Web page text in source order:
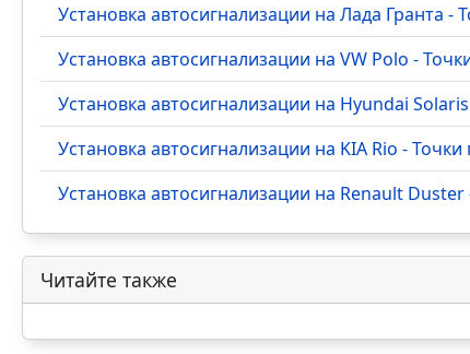
Установка автосигнализации на Лада Гранта
Установка автосигнализации на VW Polo -
Установка автосигнализации на Hyundai
Установка автосигнализации на KIA Rio -
Установка автосигнализации на Renault
Читайте также